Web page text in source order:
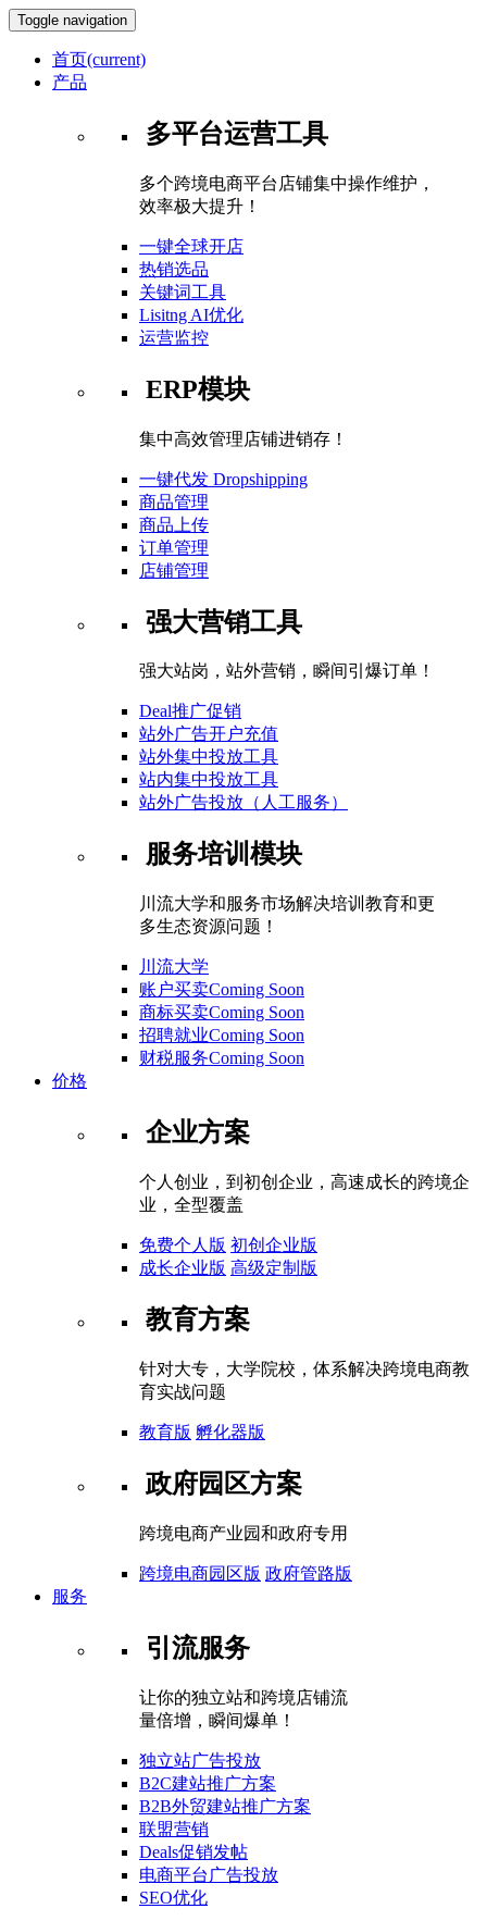
Toggle navigation
首页(current)
产品
多平台运营工具
多个跨境电商平台店铺集中操作维护，
效率极大提升！
一键全球开店
热销选品
关键词工具
Lisitng AI优化
运营监控
ERP模块
集中高效管理店铺进销存！
一键代发 Dropshipping
商品管理
商品上传
订单管理
店铺管理
强大营销工具
强大站岗，站外营销，瞬间引爆订单！
Deal推广促销
站外广告开户充值
站外集中投放工具
站内集中投放工具
站外广告投放（人工服务）
服务培训模块
川流大学和服务市场解决培训教育和更
多生态资源问题！
川流大学
账户买卖Coming Soon
商标买卖Coming Soon
招聘就业Coming Soon
财税服务Coming Soon
价格
企业方案
个人创业，到初创企业，高速成长的跨境企
业，全型覆盖
免费个人版 初创企业版
成长企业版 高级定制版
教育方案
针对大专，大学院校，体系解决跨境电商教
育实战问题
教育版 孵化器版
政府园区方案
跨境电商产业园和政府专用
跨境电商园区版 政府管路版
服务
引流服务
让你的独立站和跨境店铺流
量倍增，瞬间爆单！
独立站广告投放
B2C建站推广方案
B2B外贸建站推广方案
联盟营销
Deals促销发帖
电商平台广告投放
SEO优化